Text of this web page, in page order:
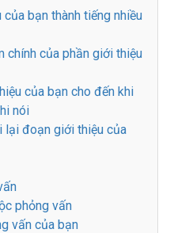
bạn thành tiếng nhiều
chính của phần giới thiệu
của bạn cho đến khi
nói
lại đoạn giới thiệu của
phỏng vấn
vấn của bạn